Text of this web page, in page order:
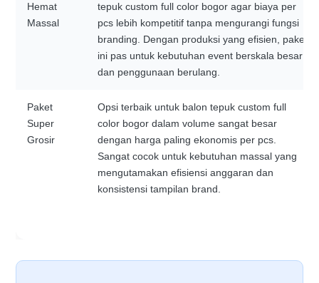
Hemat
Massal
tepuk custom full color bogor agar biaya per
pcs lebih kompetitif tanpa mengurangi fungsi
branding. Dengan produksi yang efisien, paket
ini pas untuk kebutuhan event berskala besar
dan penggunaan berulang.
Paket
Super
Grosir
Opsi terbaik untuk balon tepuk custom full
color bogor dalam volume sangat besar
dengan harga paling ekonomis per pcs.
Sangat cocok untuk kebutuhan massal yang
mengutamakan efisiensi anggaran dan
konsistensi tampilan brand.